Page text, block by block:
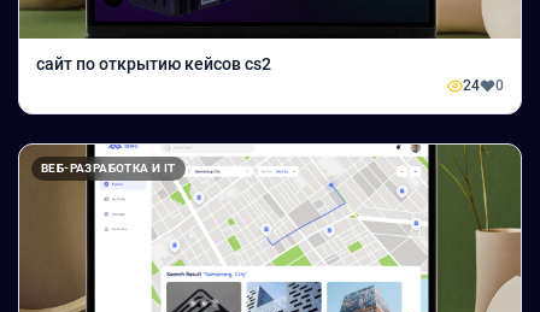
сайт по открытию кейсов cs2
24 0
ВЕБ-РАЗРАБОТКА И IT